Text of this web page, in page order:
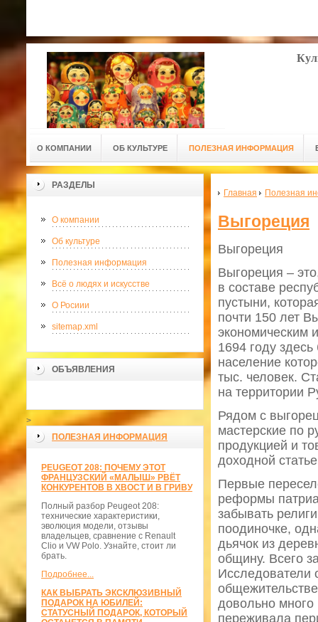
О КОМПАНИИ ОБ КУЛЬТУРЕ ПОЛЕЗНАЯ ИНФОРМАЦИЯ
РАЗДЕЛЫ
О компании
Об культуре
Полезная информация
Всё о людях и искусстве
О Росиии
sitemap.xml
ОБЪЯВЛЕНИЯ
>
ПОЛЕЗНАЯ ИНФОРМАЦИЯ
PEUGEOT 208: ПОЧЕМУ ЭТОТ
ФРАНЦУЗСКИЙ «МАЛЫШ» РВЁТ
КОНКУРЕНТОВ В ХВОСТ И В ГРИВУ
Полный разбор Peugeot 208:
технические характеристики,
эволюция модели, отзывы
владельцев, сравнение с Renault
Clio и VW Polo. Узнайте, стоит ли
брать.
Подробнее...
КАК ВЫБРАТЬ ЭКСКЛЮЗИВНЫЙ
ПОДАРОК НА ЮБИЛЕЙ:
СТАТУСНЫЙ ПОДАРОК, КОТОРЫЙ
Главная Полезная
Выгореция
Выгореция
Выгореция –
в составе
пустыни,
почти 150 лет
экономическим
1694 году
население
тыс. человек.
на территории
Рядом с
мастерские по
продукцией и
доходной
Первые
реформы
забывать
поодиночке,
дьячок из
общину. Всего
Исследователи
довольно
переживала